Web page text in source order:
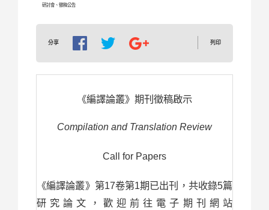
研討會、徵稿公告
分享 列印
《編譯論叢》期刊徵稿啟示
Compilation and Translation Review
Call for Papers
《編譯論叢》第17卷第1期已出刊，共收錄5篇
研究論文，歡迎前往電子期刊網站